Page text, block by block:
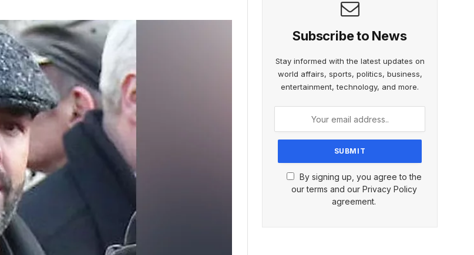
Subscribe to News
Stay informed with the latest updates on
world affairs, sports, politics, business,
entertainment, technology, and more.
By signing up, you agree to the
our terms and our Privacy Policy
agreement.